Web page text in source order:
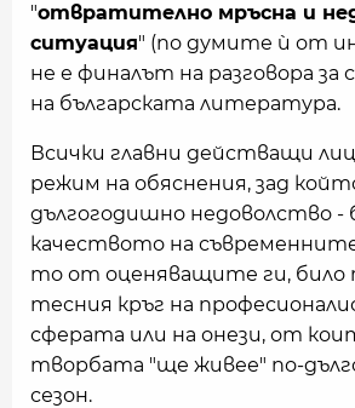
"отвратително мръсна и
ситуация" (по думите ѝ от
не е финалът на разговора
на българската литература.
Всички главни действащи
режим на обяснения, зад
дългогодишно недоволство
качеството на
то от оценяващите ги, било
тесния кръг на
сферата или на онези, от
творбата "ще живее" по-
сезон.